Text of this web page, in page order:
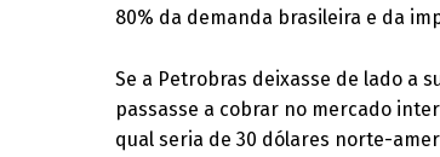
80% da demanda brasileira e da
Se a Petrobras deixasse de lado a
passasse a cobrar no mercado
qual seria de 30 dólares norte-